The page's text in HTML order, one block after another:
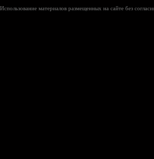
Использование материалов размещенных на сайте без